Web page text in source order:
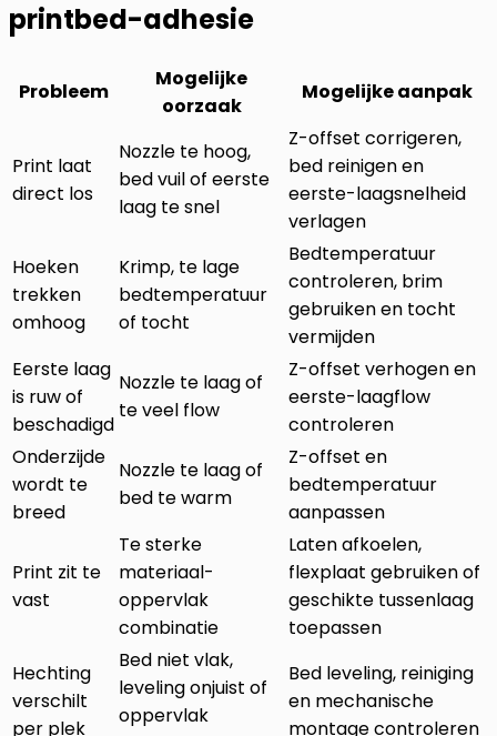
printbed-adhesie
Probleem
Mogelijke
oorzaak
Mogelijke aanpak
Print laat
direct los
Nozzle te hoog,
bed vuil of eerste
laag te snel
Z-offset corrigeren,
bed reinigen en
eerste-laagsnelheid
verlagen
Hoeken
trekken
omhoog
Krimp, te lage
bedtemperatuur
of tocht
Bedtemperatuur
controleren, brim
gebruiken en tocht
vermijden
Eerste laag
is ruw of
beschadigd
Nozzle te laag of
te veel flow
Z-offset verhogen en
eerste-laagflow
controleren
Onderzijde
wordt te
breed
Nozzle te laag of
bed te warm
Z-offset en
bedtemperatuur
aanpassen
Print zit te
vast
Te sterke
materiaal-
oppervlak
combinatie
Laten afkoelen,
flexplaat gebruiken of
geschikte tussenlaag
toepassen
Hechting
verschilt
per plek
Bed niet vlak,
leveling onjuist of
oppervlak
Bed leveling, reiniging
en mechanische
montage controleren